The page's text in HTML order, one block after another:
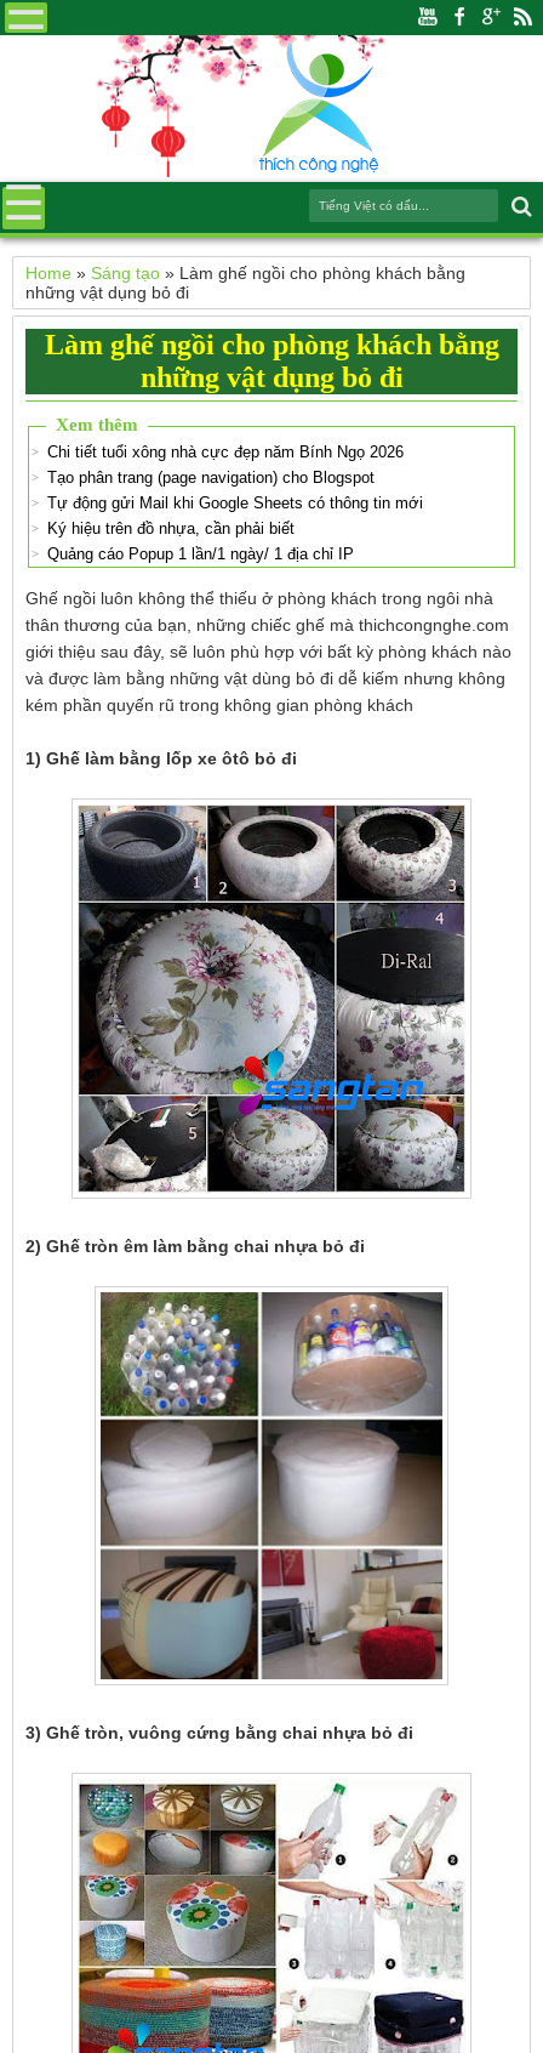
Home » Sáng tạo » Làm ghế ngồi cho phòng khách bằng
những vật dụng bỏ đi
Làm ghế ngồi cho phòng khách bằng
những vật dụng bỏ đi
Xem thêm
Chi tiết tuổi xông nhà cực đẹp năm Bính Ngọ 2026
Tạo phân trang (page navigation) cho Blogspot
Tự động gửi Mail khi Google Sheets có thông tin mới
Ký hiệu trên đồ nhựa, cần phải biết
Quảng cáo Popup 1 lần/1 ngày/ 1 địa chỉ IP
Ghế ngồi luôn không thể thiếu ở phòng khách trong ngôi nhà
thân thương của bạn, những chiếc ghế mà thichcongnghe.com
giới thiệu sau đây, sẽ luôn phù hợp với bất kỳ phòng khách nào
và được làm bằng những vật dùng bỏ đi dễ kiếm nhưng không
kém phần quyến rũ trong không gian phòng khách
1) Ghế làm bằng lốp xe ôtô bỏ đi
2) Ghế tròn êm làm bằng chai nhựa bỏ đi
3) Ghế tròn, vuông cứng bằng chai nhựa bỏ đi